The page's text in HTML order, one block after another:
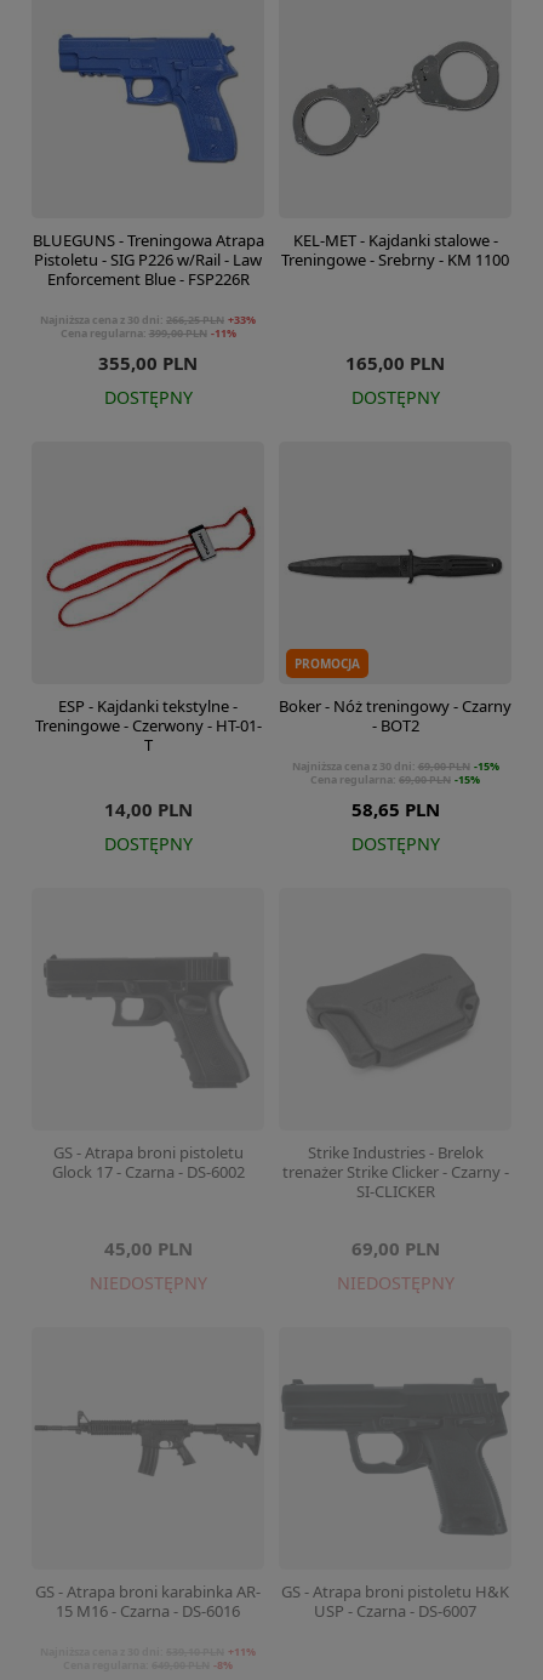
BLUEGUNS - Treningowa Atrapa
Pistoletu - SIG P226 w/Rail - Law
Enforcement Blue - FSP226R
355,00 PLN
Najniższa cena z 30 dni: 266,25 PLN +33%
Cena regularna: 399,00 PLN -11%
DOSTĘPNY
KEL-MET - Kajdanki stalowe -
Treningowe - Srebrny - KM 1100
165,00 PLN
DOSTĘPNY
ESP - Kajdanki tekstylne -
Treningowe - Czerwony - HT-01-
T
14,00 PLN
DOSTĘPNY
PROMOCJA
Boker - Nóż treningowy - Czarny
- BOT2
58,65 PLN
Najniższa cena z 30 dni: 69,00 PLN -15%
Cena regularna: 69,00 PLN -15%
DOSTĘPNY
GS - Atrapa broni pistoletu
Glock 17 - Czarna - DS-6002
45,00 PLN
NIEDOSTĘPNY
Strike Industries - Brelok
trenażer Strike Clicker - Czarny -
SI-CLICKER
69,00 PLN
NIEDOSTĘPNY
GS - Atrapa broni karabinka AR-
15 M16 - Czarna - DS-6016
+11%
-8%
GS - Atrapa broni pistoletu H&K
USP - Czarna - DS-6007